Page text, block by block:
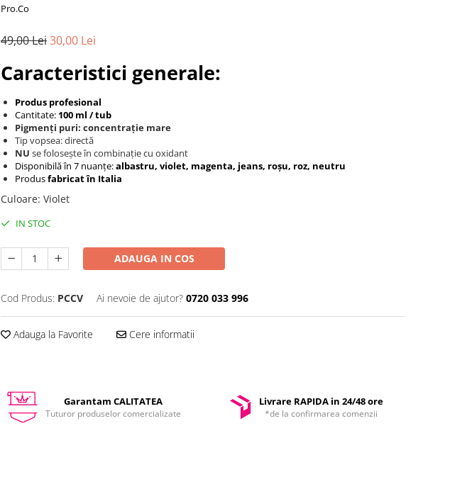
Pro.Co
49,00 Lei30,00 Lei
Caracteristici generale:
Produs profesional
Cantitate: 100 ml / tub
Pigmenți puri: concentrație mare
Tip vopsea: directă
NU se folosește în combinație cu oxidant
Disponibilă în 7 nuanțe:albastru, violet, magenta, jeans, roșu, roz, neutru
Produsfabricat în Italia
Culoare: Violet
IN STOC
ADAUGA IN COS
Cod Produs: PCCV Ai nevoie de ajutor? 0720 033 996
Adauga la Favorite Cere informatii
Garantam CALITATEA
Tuturor produselor comercializate
Livrare RAPIDA in 24/48 ore
*de la confirmarea comenzii